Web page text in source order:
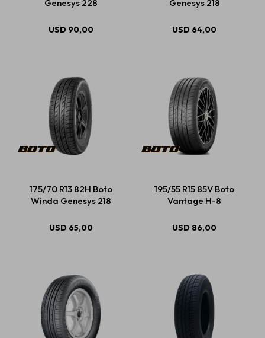
Genesys 228
USD 90,00
Genesys 218
USD 64,00
175/70 R13 82H Boto
Winda Genesys 218
USD 65,00
195/55 R15 85V Boto
Vantage H-8
USD 86,00